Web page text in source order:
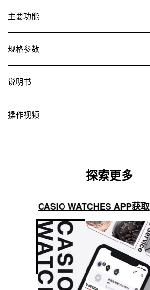
主要功能
规格参数
说明书
操作视频
探索更多
CASIO WATCHES APP获取